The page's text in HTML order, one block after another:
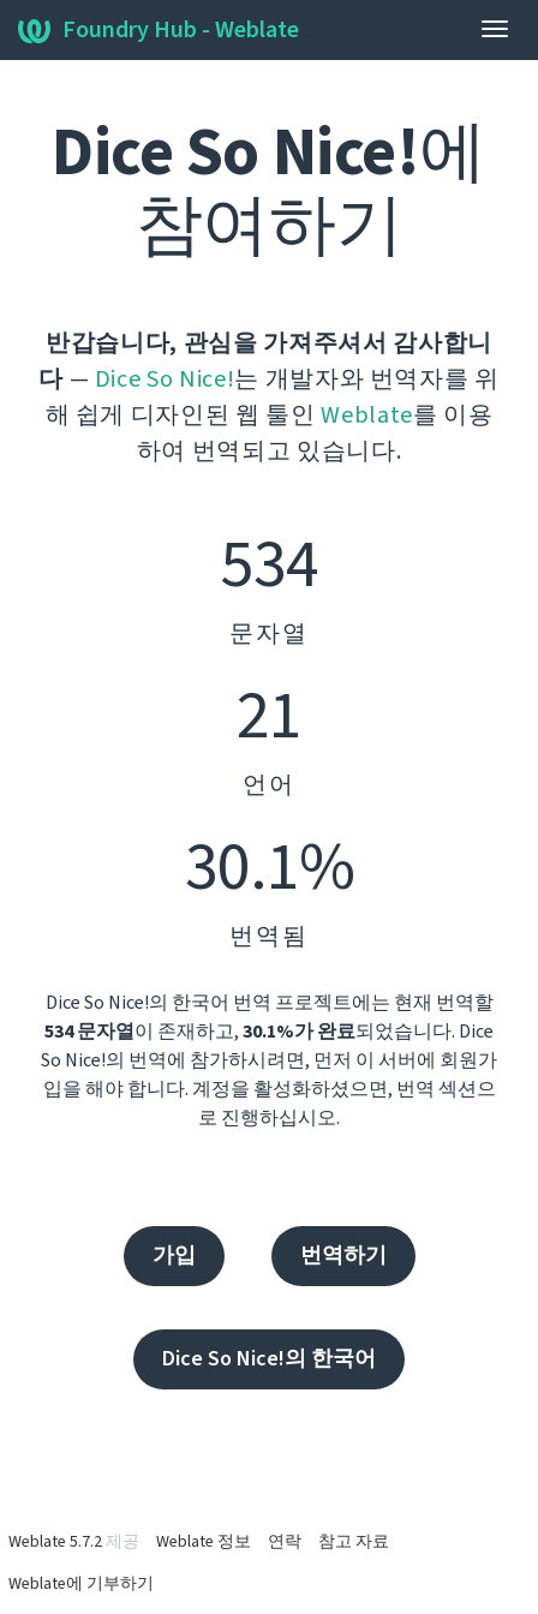
내
비
Foundry Hub - Weblate
Dice So Nice!에
참여하기
반갑습니다, 관심을 가져주셔서 감사합니
다— Dice So Nice!는 개발자와 번역자를 위
해 쉽게 디자인된 웹 툴인Weblate를 이용
하여 번역되고 있습니다.
534
문자열
21
언어
30.1%
번역됨
Dice So Nice!의 한국어 번역 프로젝트에는 현재 번역할
534 문자열이 존재하고,30.1%가 완료되었습니다. Dice
So Nice!의 번역에 참가하시려면, 먼저 이 서버에 회원가
입을 해야 합니다. 계정을 활성화하셨으면, 번역 섹션으
로 진행하십시오.
가입 번역하기
Dice So Nice!의 한국어
Weblate 5.7.2제공 Weblate 정보 연락
참고 자료
Weblate에 기부하기